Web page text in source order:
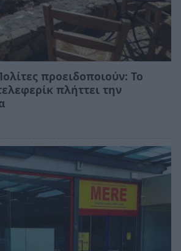
προειδοποιούν: Το
πλήττει την